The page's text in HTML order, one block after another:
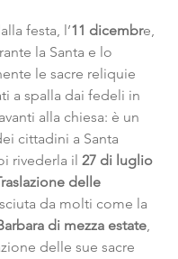
festa, l’11 dicembre,
la Santa e lo
le sacre reliquie
a spalla dai fedeli in
alla chiesa: è un
cittadini a Santa
rivederla il 27 di luglio
delle
da molti come la
di mezza estate,
delle sue sacre